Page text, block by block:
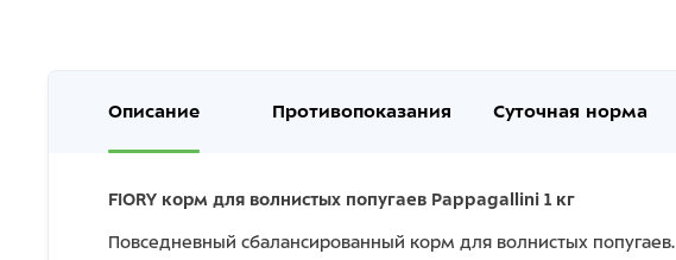
Описание Противопоказания Суточная норма
FIORY корм для волнистых попугаев Pappagallini 1 кг
Повседневный сбалансированный корм для волнистых попугаев.